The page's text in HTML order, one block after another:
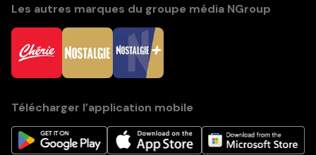
Les autres marques du groupe média NGroup
Télécharger l’application mobile